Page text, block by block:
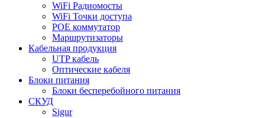
WiFi Радиомосты
WiFi Точки доступа
POE коммутатор
Маршрутизаторы
Кабельная продукция
UTP кабель
Оптические кабеля
Блоки питания
Блоки бесперебойного питания
СКУД
Sigur